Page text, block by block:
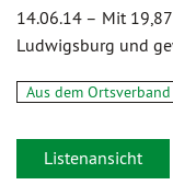
14.06.14 – Mit
Ludwigsburg und
Aus dem Ortsverband
Listenansicht